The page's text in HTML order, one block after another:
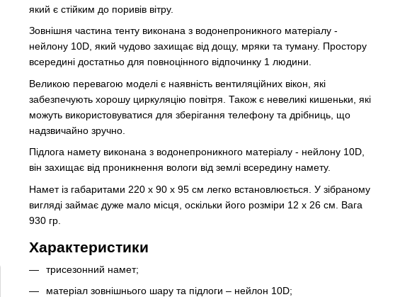
який є стійким до поривів вітру.
Зовнішня частина тенту виконана з водонепроникного матеріалу -
нейлону 10D, який чудово захищає від дощу, мряки та туману. Простору
всередині достатньо для повноцінного відпочинку 1 людини.
Великою перевагою моделі є наявність вентиляційних вікон, які
забезпечують хорошу циркуляцію повітря. Також є невеликі кишеньки, які
можуть використовуватися для зберігання телефону та дрібниць, що
надзвичайно зручно.
Підлога намету виконана з водонепроникного матеріалу - нейлону 10D,
він захищає від проникнення вологи від землі всередину намету.
Намет із габаритами 220 x 90 x 95 см легко встановлюється. У зібраному
вигляді займає дуже мало місця, оскільки його розміри 12 х 26 см. Вага
930 гр.
Характеристики
трисезонний намет;
матеріал зовнішнього шару та підлоги – нейлон 10D;